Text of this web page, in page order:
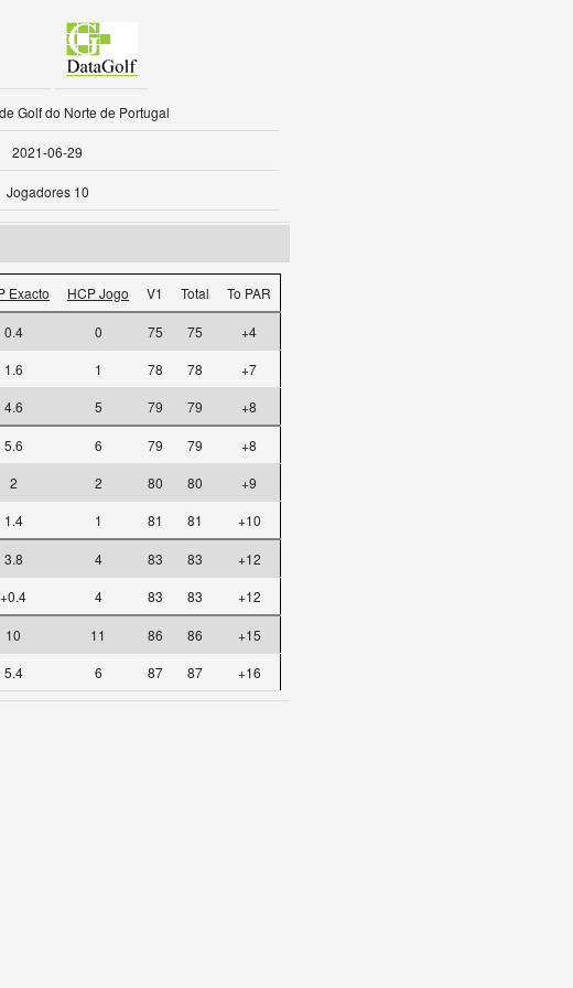
Golf do Norte de Portugal
2021-06-29
Jogadores 10
Exacto HCP Jogo V1 Total To PAR
0.4 0 75 75
+4
1.6 1 78 78
+7
4.6 5 79 79 +8
5.6 6 79 79
+8
2 2 80 80
+9
1.4 1 81 81 +10
3.8 4 83 83
+12
+0.4 4 83 83 +12
10 11 86 86
+15
5.4 6 87 87 +16